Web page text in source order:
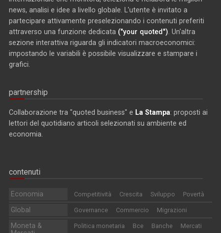
news, analisi e idee a livello globale. L'utente è invitato a
partecipare attivamente preselezionando i contenuti preferiti
attraverso una funzione dedicata ("your quoted") . Un'altra
sezione interattiva riguarda gli indicatori macroeconomici:
impostando le variabili è possibile visualizzare e stampare i
grafici.
partnership
Collaborazione tra "quoted business" e La Stampa: proposti ai
lettori del quotidiano articoli selezionati su ambiente ed
economia.
contenuti
Economia Competitività Crescita Sviluppo Povertà
Global Governance Commercio Migrazioni
Moneta &
Politica monetaria Bce Banche Mercati